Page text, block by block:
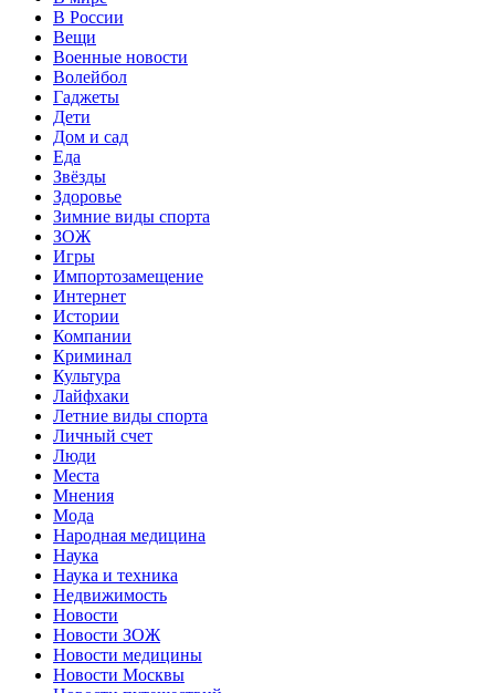
В России
Вещи
Военные новости
Волейбол
Гаджеты
Дети
Дом и сад
Еда
Звёзды
Здоровье
Зимние виды спорта
ЗОЖ
Игры
Импортозамещение
Интернет
Истории
Компании
Криминал
Культура
Лайфхаки
Летние виды спорта
Личный счет
Люди
Места
Мнения
Мода
Народная медицина
Наука
Наука и техника
Недвижимость
Новости
Новости ЗОЖ
Новости медицины
Новости Москвы